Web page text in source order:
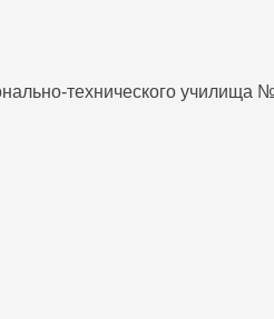
технического